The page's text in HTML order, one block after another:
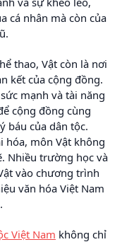
cá nhân mà còn của
thao, Vật còn là nơi
kết của cộng đồng.
mạnh và tài năng
cộng đồng cùng
báu của dân tộc.
hóa, môn Vật không
Nhiều trường học và
vào chương trình
văn hóa Việt Nam
Việt Nam không chỉ